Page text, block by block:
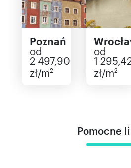
Poznań
od
2 497,90
zł/m2
od
1 295,42
zł/m2
Pomocne